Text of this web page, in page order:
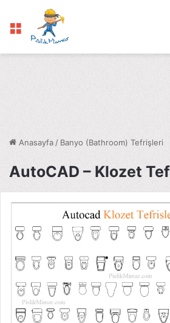
Menü
Anasayfa / Banyo (Bathroom) Tefrişleri
AutoCAD – Klozet